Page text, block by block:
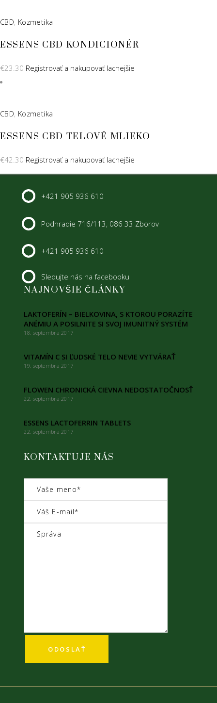
CBD, Kozmetika
ESSENS CBD KONDICIONÉR
€23.30 Registrovať a nakupovať lacnejšie
CBD, Kozmetika
ESSENS CBD TELOVÉ MLIEKO
€42.30 Registrovať a nakupovať lacnejšie
+421 905 936 610
Podhradie 716/113, 086 33 Zborov
+421 905 936 610
Sledujte nás na facebooku
NAJNOVŠIE ČLÁNKY
LAKTOFERÍN – BIELKOVINA, S KTOROU PORAZÍTE
ANÉMIU A POSILNITE SI SVOJ IMUNITNÝ SYSTÉM
18. septembra 2017
VITAMÍN C SI ĽUDSKÉ TELO NEVIE VYTVÁRAŤ
19. septembra 2017
FLOWEN CHRONICKÁ CIEVNA NEDOSTATOČNOSŤ
22. septembra 2017
ESSENS LACTOFERRIN TABLETS
22. septembra 2017
KONTAKTUJE NÁS